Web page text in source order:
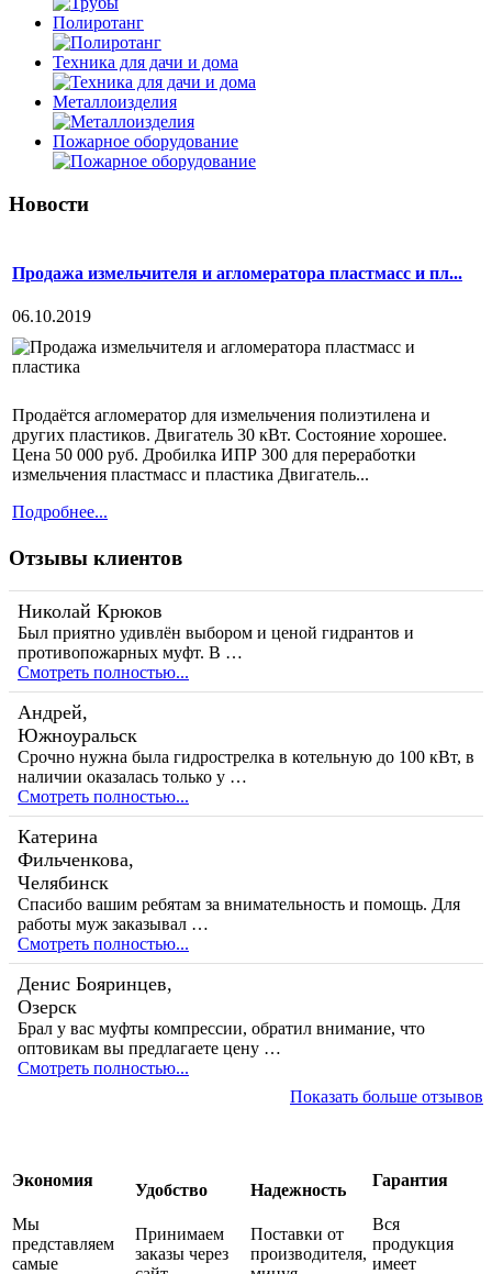
Полиротанг
Техника для дачи и дома
Металлоизделия
Пожарное оборудование
Новости
Продажа измельчителя и агломератора пластмасс и пл...
06.10.2019
Продаётся агломератор для измельчения полиэтилена и
других пластиков. Двигатель 30 кВт. Состояние хорошее.
Цена 50 000 руб. Дробилка ИПР 300 для переработки
измельчения пластмасс и пластика Двигатель...
Подробнее...
Отзывы клиентов
Николай Крюков
Был приятно удивлён выбором и ценой гидрантов и
противопожарных муфт. В …
Смотреть полностью...
Андрей,
Южноуральск
Срочно нужна была гидрострелка в котельную до 100 кВт, в
наличии оказалась только у …
Смотреть полностью...
Катерина
Фильченкова,
Челябинск
Спасибо вашим ребятам за внимательность и помощь. Для
работы муж заказывал …
Смотреть полностью...
Денис Бояринцев,
Озерск
Брал у вас муфты компрессии, обратил внимание, что
оптовикам вы предлагаете цену …
Смотреть полностью...
Показать больше отзывов
Экономия
Мы
представляем
самые
Удобство
Принимаем
заказы через
Надежность
Поставки от
производителя,
Гарантия
Вся
продукция
имеет